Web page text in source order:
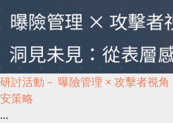
研討活動－ 曝險管理 × 攻擊者視
安策略
...